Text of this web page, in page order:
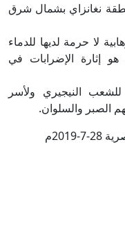
نغانزاي بشمال شرق
لا حرمة لديها للدماء
إثارة الإضرابات في
النيجيري ولأسر
الصبر والسلوان.
2019م